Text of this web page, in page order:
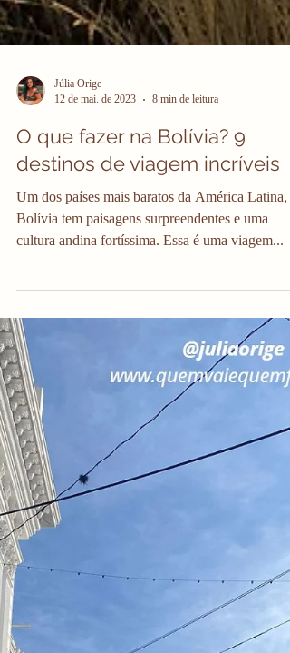
Júlia Orige
8 min de leitura
O que fazer na Bolívia? 9
destinos de viagem incríveis
cultura andina fortíssima. Essa é uma viagem...